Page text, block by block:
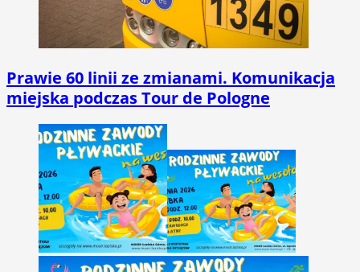
Prawie 60 linii ze zmianami. Komunikacja
miejska podczas Tour de Pologne